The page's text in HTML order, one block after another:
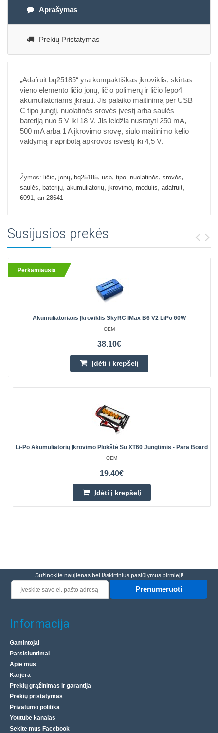
Aprašymas
Prekių Pristatymas
„Adafruit bq25185“ yra kompaktiškas įkroviklis, skirtas
vieno elemento ličio jonų, ličio polimerų ir ličio fepo4
akumuliatoriams įkrauti. Jis palaiko maitinimą per USB
C tipo jungtį, nuolatinės srovės įvestį arba saulės
bateriją nuo 5 V iki 18 V. Jis leidžia nustatyti 250 mA,
500 mA arba 1 A įkrovimo srovę, siūlo maitinimo kelio
valdymą ir apribotą apkrovos išvestį iki 4,5 V.
Žymos: ličio, jonų, bq25185, usb, tipo, nuolatinės, srovės,
saulės, baterijų, akumuliatorių, įkrovimo, modulis, adafruit,
6091, an-28641
Susijusios prekės
Perkamiausia
Akumuliatoriaus Įkroviklis SkyRC IMax B6 V2 LiPo 60W
OEM
38.10€
Įdėti į krepšelį
Li-Po Akumuliatorių Įkrovimo Plokštė Su XT60 Jungtimis - Para Board
OEM
19.40€
Įdėti į krepšelį
Sužinokite naujienas bei išskirtinius pasiūlymus pirmieji!
Prenumeruoti
Informacija
Gamintojai
Parsisiuntimai
Apie mus
Karjera
Prekių grąžinimas ir garantija
Prekių pristatymas
Privatumo politika
Youtube kanalas
Sekite mus Facebook